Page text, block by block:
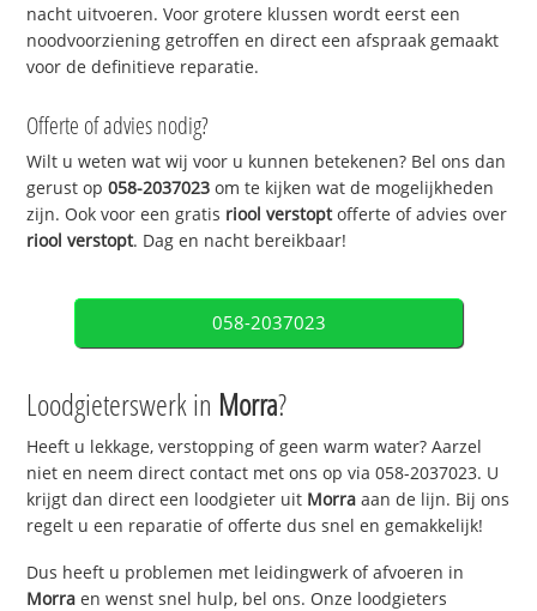
nacht uitvoeren. Voor grotere klussen wordt eerst een
noodvoorziening getroffen en direct een afspraak gemaakt
voor de definitieve reparatie.
Offerte of advies nodig?
Wilt u weten wat wij voor u kunnen betekenen? Bel ons dan
gerust op058-2037023 om te kijken wat de mogelijkheden
zijn. Ook voor een gratis riool verstoptofferte of advies over
riool verstopt. Dag en nacht bereikbaar!
058-2037023
Loodgieterswerk in Morra?
Heeft u lekkage, verstopping of geen warm water? Aarzel
niet en neem direct contact met ons op via 058-2037023. U
krijgt dan direct een loodgieter uit Morra aan de lijn. Bij ons
regelt u een reparatie of offerte dus snel en gemakkelijk!
Dus heeft u problemen met leidingwerk of afvoeren in
Morra en wenst snel hulp, bel ons. Onze loodgieters